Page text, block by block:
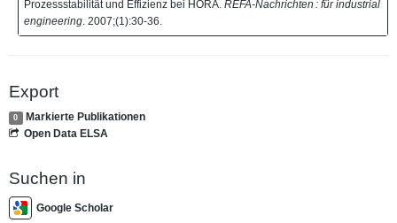
Prozessstabilität und Effizienz bei HORA. REFA-Nachrichten : für industrial
engineering . 2007;(1):30-36.
Export
0
Markierte Publikationen
Open Data ELSA
Suchen in
Google Scholar